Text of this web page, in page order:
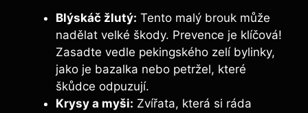
Blýskáč žlutý: Tento malý brouk může
nadělat velké škody. Prevence je klíčová!
Zasadte vedle pekingského zelí bylinky,
jako je bazalka nebo petržel, které
škůdce odpuzují.
Krysy a myši: Zvířata, která si ráda